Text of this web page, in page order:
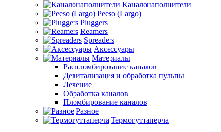
Каналонаполнители
Peeso (Largo)
Pluggers
Reamers
Spreaders
Аксессуары
Материалы
Распломбирование каналов
Девитализация и обработка пульпы
Лечение
Обработка каналов
Пломбирование каналов
Разное
Термогуттаперча